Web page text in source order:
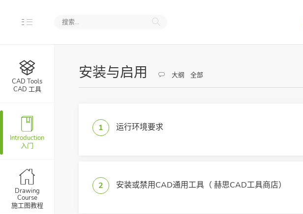
CAD Tools
CAD 工具
Introduction
入门
Drawing
Course
施工图教程
赫思CAD
内设计版入门
服务
、字体
安装与启用 大纲 全部
1 运行环境要求
2 安装或禁用CAD通用工具（ 赫思CAD工具商店）